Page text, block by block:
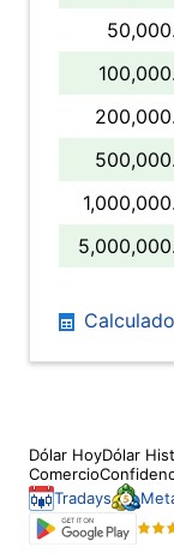
Dólar HoyDólar
Comercio
Tradays